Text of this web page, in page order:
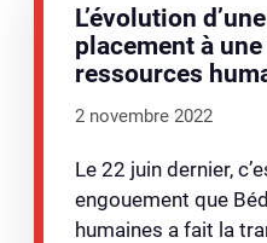
L’évolution
placement à
ressources
2 novembre 2022
Le 22 juin dernier,
engouement que
humaines a fait la